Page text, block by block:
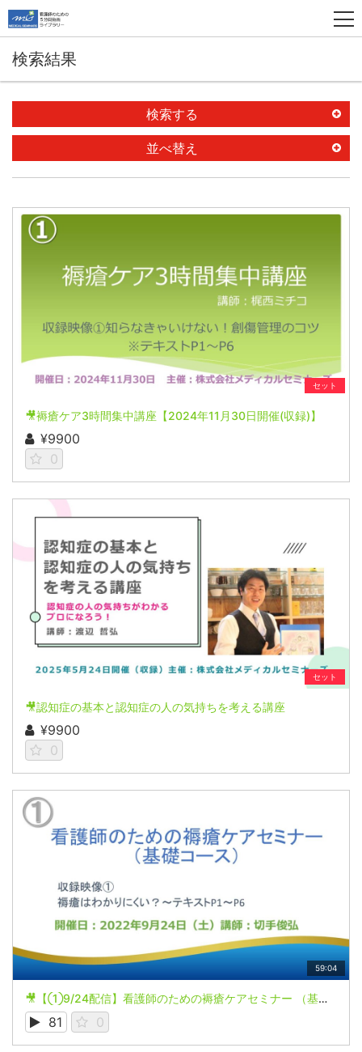
検索結果
検索する
並べ替え
セット
🎥褥瘡ケア3時間集中講座【2024年11月30日開催(収録)】
¥9900
0
セット
🎥認知症の基本と認知症の人の気持ちを考える講座
¥9900
0
59:04
🎥【①9/24配信】看護師のための褥瘡ケアセミナー （基礎コース）
81 0